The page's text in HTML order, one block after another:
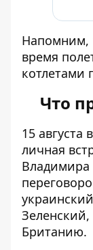
Напомним,
время
котлетами
Что
15 августа
личная
Владимира
Зеленский,
Британию.